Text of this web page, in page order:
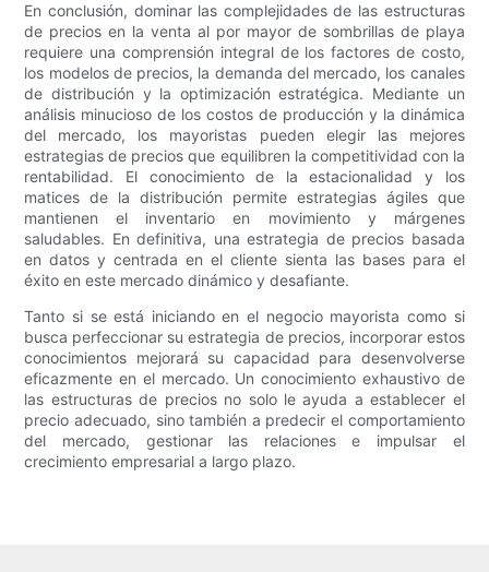
En conclusión, dominar las complejidades de las estructuras
de precios en la venta al por mayor de sombrillas de playa
requiere una comprensión integral de los factores de costo,
los modelos de precios, la demanda del mercado, los canales
de distribución y la optimización estratégica. Mediante un
análisis minucioso de los costos de producción y la dinámica
del mercado, los mayoristas pueden elegir las mejores
estrategias de precios que equilibren la competitividad con la
rentabilidad. El conocimiento de la estacionalidad y los
matices de la distribución permite estrategias ágiles que
mantienen el inventario en movimiento y márgenes
saludables. En definitiva, una estrategia de precios basada
en datos y centrada en el cliente sienta las bases para el
éxito en este mercado dinámico y desafiante.
Tanto si se está iniciando en el negocio mayorista como si
busca perfeccionar su estrategia de precios, incorporar estos
conocimientos mejorará su capacidad para desenvolverse
eficazmente en el mercado. Un conocimiento exhaustivo de
las estructuras de precios no solo le ayuda a establecer el
precio adecuado, sino también a predecir el comportamiento
del mercado, gestionar las relaciones e impulsar el
crecimiento empresarial a largo plazo.